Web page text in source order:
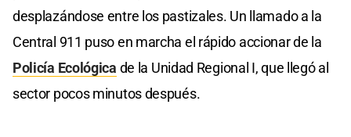
desplazándose entre los pastizales. Un llamado a la
Central 911 puso en marcha el rápido accionar de la
Policía Ecológica de la Unidad Regional I, que llegó al
sector pocos minutos después.